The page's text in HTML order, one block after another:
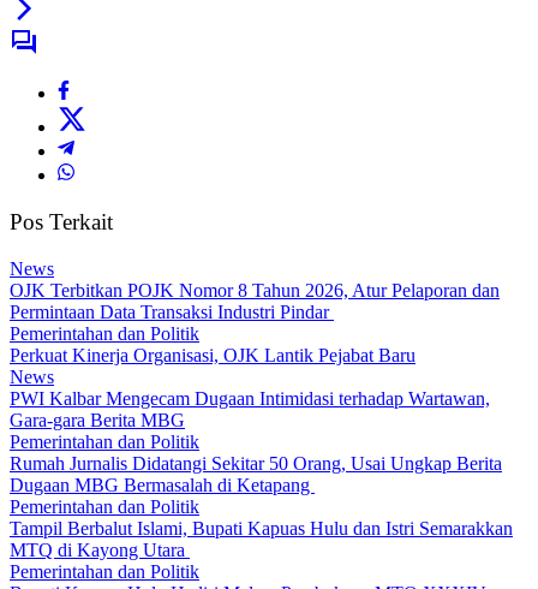
Pos Terkait
News
OJK Terbitkan POJK Nomor 8 Tahun 2026, Atur Pelaporan dan
Permintaan Data Transaksi Industri Pindar
Pemerintahan dan Politik
Perkuat Kinerja Organisasi, OJK Lantik Pejabat Baru
News
PWI Kalbar Mengecam Dugaan Intimidasi terhadap Wartawan,
Gara-gara Berita MBG
Pemerintahan dan Politik
Rumah Jurnalis Didatangi Sekitar 50 Orang, Usai Ungkap Berita
Dugaan MBG Bermasalah di Ketapang
Pemerintahan dan Politik
Tampil Berbalut Islami, Bupati Kapuas Hulu dan Istri Semarakkan
MTQ di Kayong Utara
Pemerintahan dan Politik